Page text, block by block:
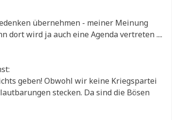
über­neh­men - mei­ner Mei­nung
dort wird ja auch eine Agen­da ver­tre­ten ....
geben! Obwohl wir kei­ne Kriegs­par­tei
stecken. Da sind die Bösen